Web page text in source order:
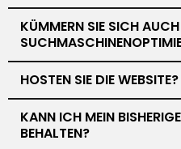
KÜMMERN SIE SICH
HOSTEN SIE DIE WEBSITE?
KANN ICH MEIN
BEHALTEN?